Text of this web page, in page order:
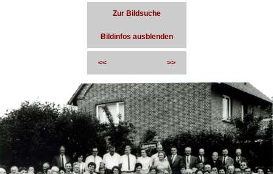
Zur Bildsuche
Bildinfos ausblenden
<< >>